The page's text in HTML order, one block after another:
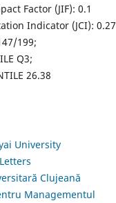
Factor (JIF): 0.1
Indicator (JCI): 0.27
199;
Q3;
26.38
University
Clujeană
Managementul